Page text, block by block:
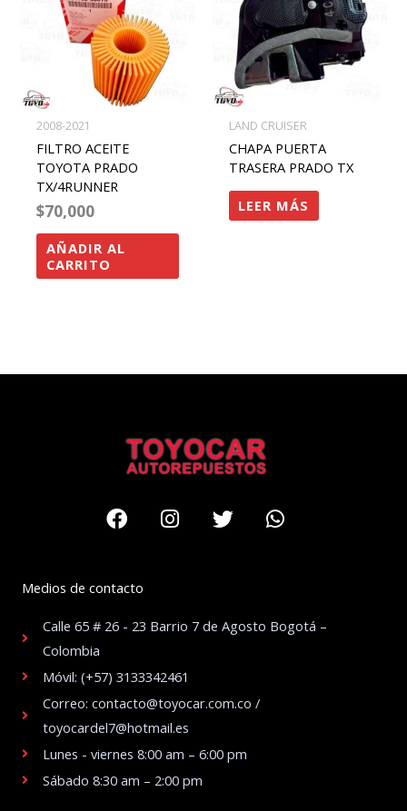
2008-2021
FILTRO ACEITE
TOYOTA PRADO
TX/4RUNNER
$70,000
AÑADIR AL
CARRITO
LAND CRUISER
CHAPA PUERTA
TRASERA PRADO TX
LEER MÁS
FacebookInstagram
TwitterWhatsapp
Medios de contacto
Calle 65 # 26 - 23 Barrio 7 de Agosto Bogotá –
Colombia
Móvil: (+57) 3133342461
Correo: contacto@toyocar.com.co /
toyocardel7@hotmail.es
Lunes - viernes 8:00 am – 6:00 pm
Sábado 8:30 am – 2:00 pm